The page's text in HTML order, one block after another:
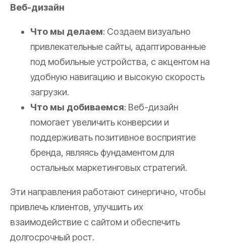
Веб-дизайн
Что мы делаем: Создаем визуально
привлекательные сайты, адаптированные
под мобильные устройства, с акцентом на
удобную навигацию и высокую скорость
загрузки.
Что мы добиваемся: Веб-дизайн
помогает увеличить конверсии и
поддерживать позитивное восприятие
бренда, являясь фундаментом для
остальных маркетинговых стратегий.
Эти направления работают синергично, чтобы
привлечь клиентов, улучшить их
взаимодействие с сайтом и обеспечить
долгосрочный рост.